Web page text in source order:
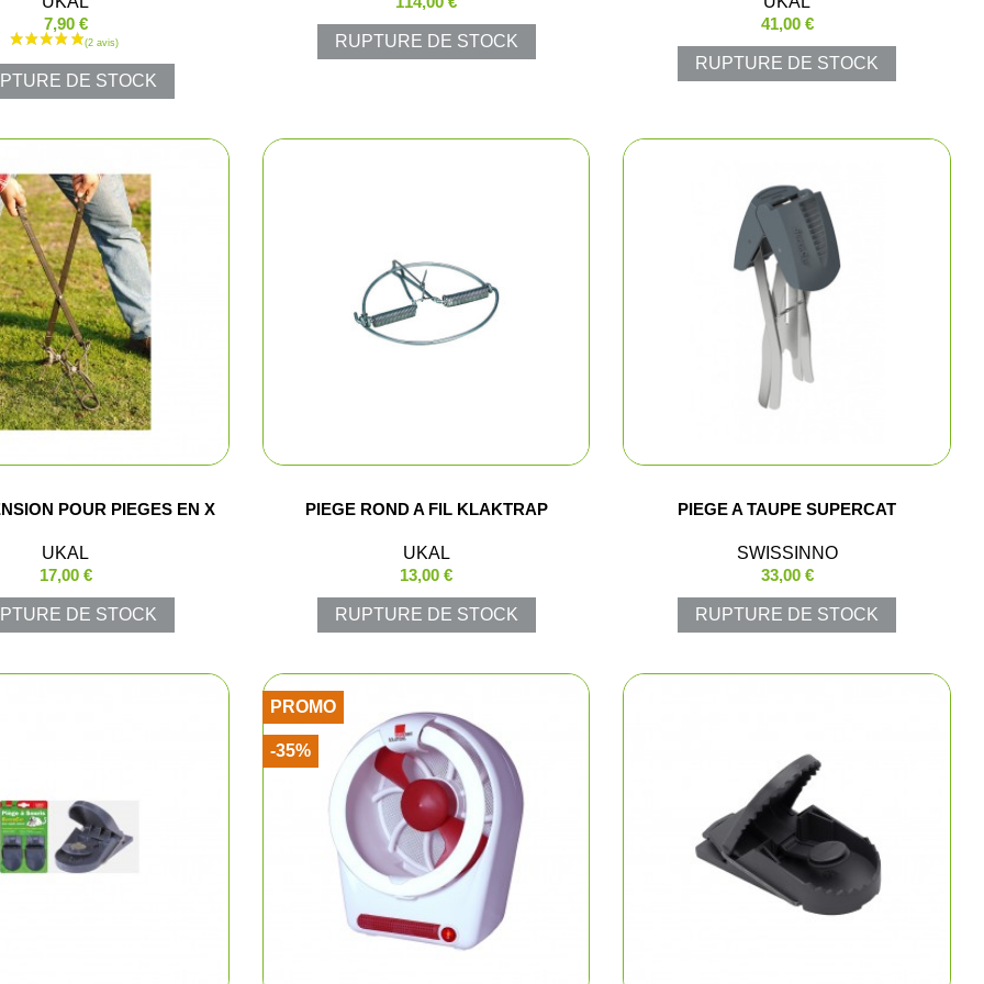
Pantalons de chasse
T-shirts, polos et chemises
Casquettes
Shorts
Chemises
T-shirts et polos
Ensembles Pluie
Veste Pluie
7,90 €
DE STOCK
RUPTURE DE STOCK
41,00 €
RUPTURE DE STOCK
POUR PIEGES EN X
UKAL
17,00 €
DE STOCK
PIEGE ROND A FIL KLAKTRAP
UKAL
13,00 €
RUPTURE DE STOCK
PIEGE A TAUPE SUPERCAT
SWISSINNO
33,00 €
RUPTURE DE STOCK
PROMO
-35%